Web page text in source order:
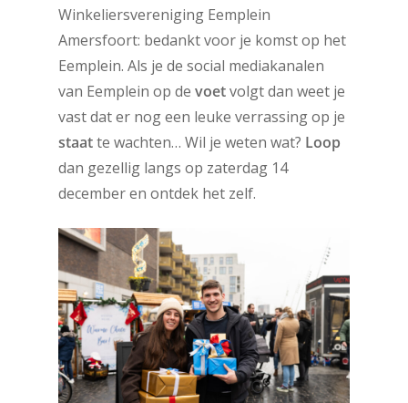
Winkeliersvereniging Eemplein
Amersfoort: bedankt voor je komst op het
Eemplein. Als je de social mediakanalen
van Eemplein op de voetvolgt dan weet je
vast dat er nog een leuke verrassing op je
staatte wachten… Wil je weten wat? Loop
dan gezellig langs op zaterdag 14
december en ontdek het zelf.